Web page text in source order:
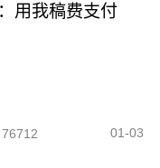
用我稿费支付
76712 01-03